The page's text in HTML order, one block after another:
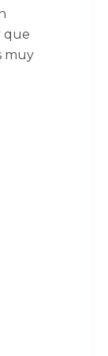
que
muy